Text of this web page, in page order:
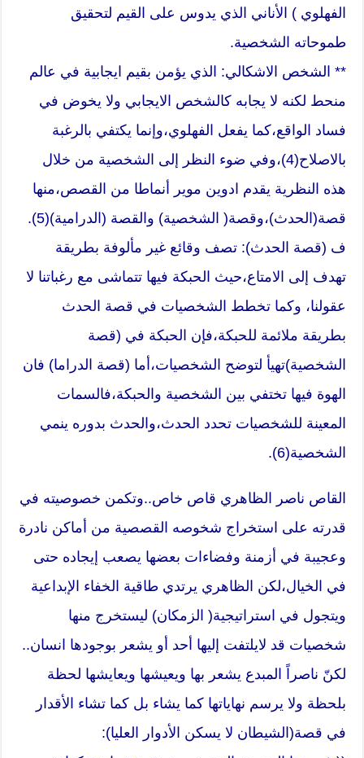
الفهلوي ) الأناني الذي يدوس على القيم لتحقيق
طموحاته الشخصية.
** الشخص الاشكالي: الذي يؤمن بقيم ايجابية في عالم
منحط لكنه لا يجابه كالشخص الايجابي ولا يخوض في
فساد الواقع،كما يفعل الفهلوي،وإنما يكتفي بالرغبة
بالاصلاح(4)،وفي ضوء النظر إلى الشخصية من خلال
هذه النظرية يقدم ادوين موير أنماطا من القصص،منها
قصة(الحدث)،وقصة( الشخصية) والقصة (الدرامية)(5).
ف (قصة الحدث): تصف وقائع غير مألوفة بطريقة
تهدف إلى الامتاع،حيث الحبكة فيها تتماشى مع رغباتنا لا
عقولنا، وكما تخطط الشخصيات في قصة الحدث
بطريقة ملائمة للحبكة،فإن الحبكة في (قصة
الشخصية)تهيأ لتوضح الشخصيات،أما (قصة الدراما) فان
الهوة فيها تختفي بين الشخصية والحبكة،فالسمات
المعينة للشخصيات تحدد الحدث،والحدث بدوره ينمي
الشخصية(6).
القاص ناصر الظاهري قاص خاص..وتكمن خصوصيته في
قدرته على استخراج شخوصه القصصية من أماكن نادرة
وعجيبة في أزمنة وفضاءات بعضها يصعب إيجاده حتى
في الخيال،لكن الظاهري يرتدي طاقية الخفاء الإبداعية
ويتجول في استراتيجية( الزمكان) ليستخرج منها
شخصيات قد لايلتفت إليها أحد أو يشعر بوجودها انسان..
لكنّ ناصراً المبدع يشعر بها ويعيشها ويعايشها لحظة
بلحظة ولا يرسم نهاياتها كما يشاء بل كما تشاء الأقدار
في قصة(الشيطان لا يسكن الأدوار العليا):